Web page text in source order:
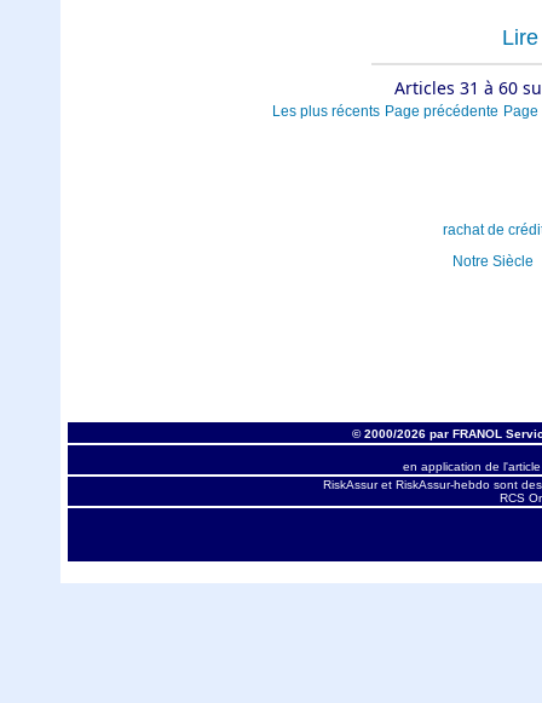
Articles 31 à 60
Les plus récents Page précédente Page
rachat de
Notre Siècle
© 2000/2026 par FRANOL
en application de
RiskAssur et RiskAssur-hebdo sont
RCS